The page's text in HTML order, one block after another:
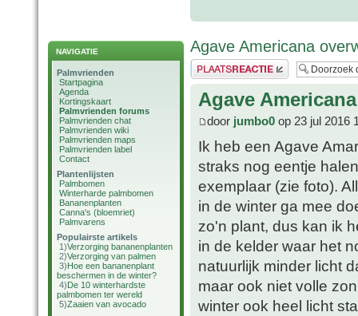
NAVIGATIE
Palmvrienden
Startpagina
Agenda
Kortingskaart
Palmvrienden forums
Palmvrienden chat
Palmvrienden wiki
Palmvrienden maps
Palmvrienden label
Contact
Plantenlijsten
Palmbomen
Winterharde palmbomen
Bananenplanten
Canna's (bloemriet)
Palmvarens
Populairste artikels
1)Verzorging bananenplanten
2)Verzorging van palmen
3)Hoe een bananenplant
beschermen in de winter?
4)De 10 winterhardste
palmbomen ter wereld
5)Zaaien van avocado
Agave Americana
Plaats een reactie
Agave
door jumbo0 op 23 jul 2016
Ik heb een Agave
straks nog eentje
exemplaar (zie foto).
in de winter ga mee
zo'n plant, dus kan ik
in de kelder waar het
natuurlijk minder licht
maar ook niet volle
winter ook heel licht